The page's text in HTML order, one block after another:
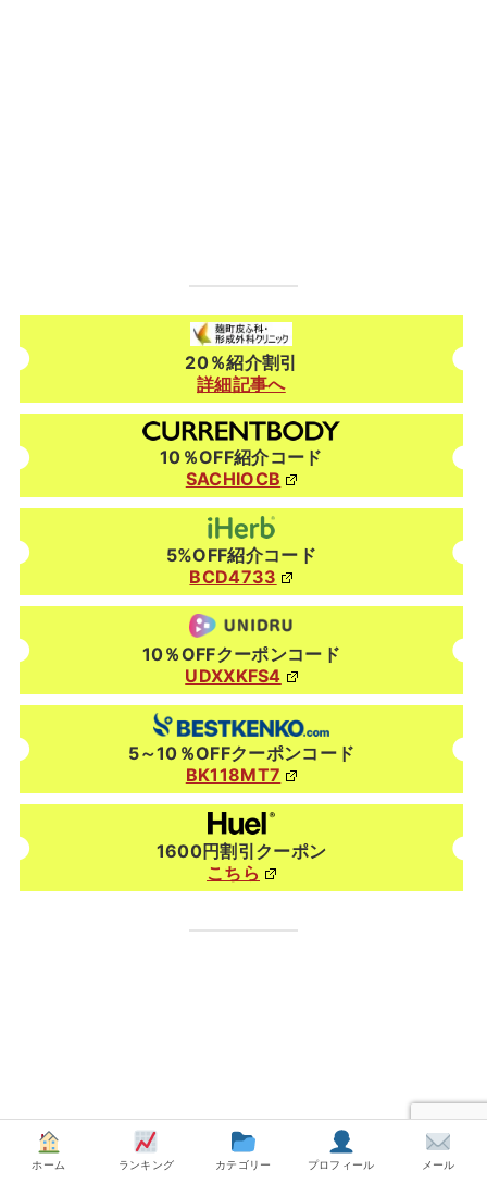
20％紹介割引
詳細記事へ
10％OFF紹介コード
SACHIOCB
5%OFF紹介コード
BCD4733
10％OFFクーポンコード
UDXXKFS4
5～10％OFFクーポンコード
BK118MT7
1600円割引クーポン
こちら
ホーム ランキング カテゴリー プロフィール メール